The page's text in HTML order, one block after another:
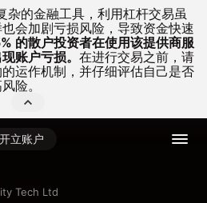
杂的金融工具，利用杠杆交易虽
会加剧亏损风险，导致资金快速
的散户投资者在使用该提供商服
账户亏损。 在进行交易之前，请
运作机制，并仔细评估自己是否
险。
开立账户
Tech Ltd